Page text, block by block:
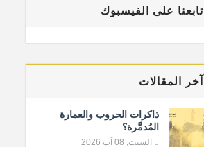
تابعنا على الفيسبوك
آخر المقالات
ذاكرات الحروب والعمارة
المُدمَّرة؟
السبت, 08 آب 2026